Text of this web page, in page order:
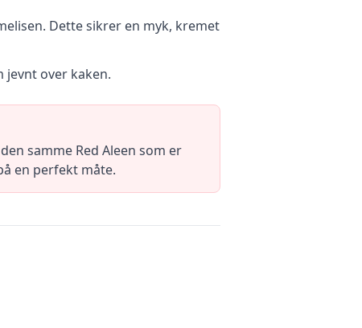
Dette sikrer en myk, kremet
over kaken.
samme Red Aleen som er
en perfekt måte.